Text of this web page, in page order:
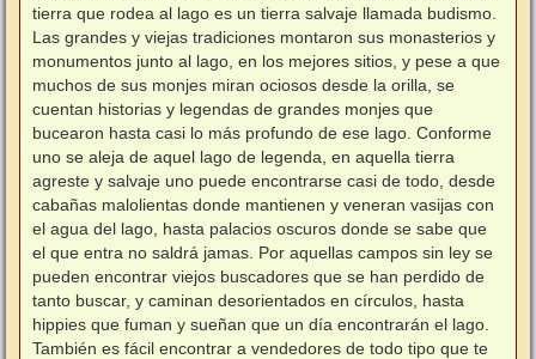
tierra que rodea al lago es un tierra salvaje llamada budismo.
Las grandes y viejas tradiciones montaron sus monasterios y
monumentos junto al lago, en los mejores sitios, y pese a que
muchos de sus monjes miran ociosos desde la orilla, se
cuentan historias y legendas de grandes monjes que
bucearon hasta casi lo más profundo de ese lago. Conforme
uno se aleja de aquel lago de legenda, en aquella tierra
agreste y salvaje uno puede encontrarse casi de todo, desde
cabañas malolientas donde mantienen y veneran vasijas con
el agua del lago, hasta palacios oscuros donde se sabe que
el que entra no saldrá jamas. Por aquellas campos sin ley se
pueden encontrar viejos buscadores que se han perdido de
tanto buscar, y caminan desorientados en círculos, hasta
hippies que fuman y sueñan que un día encontrarán el lago.
También es fácil encontrar a vendedores de todo tipo que te